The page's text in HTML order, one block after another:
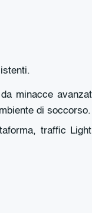
minacce
di soccorso.
traffic